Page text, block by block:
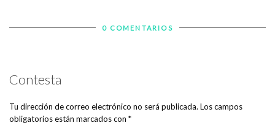
0 COMENTARIOS
Contesta
Tu dirección de correo electrónico no será publicada. Los campos
obligatorios están marcados con *